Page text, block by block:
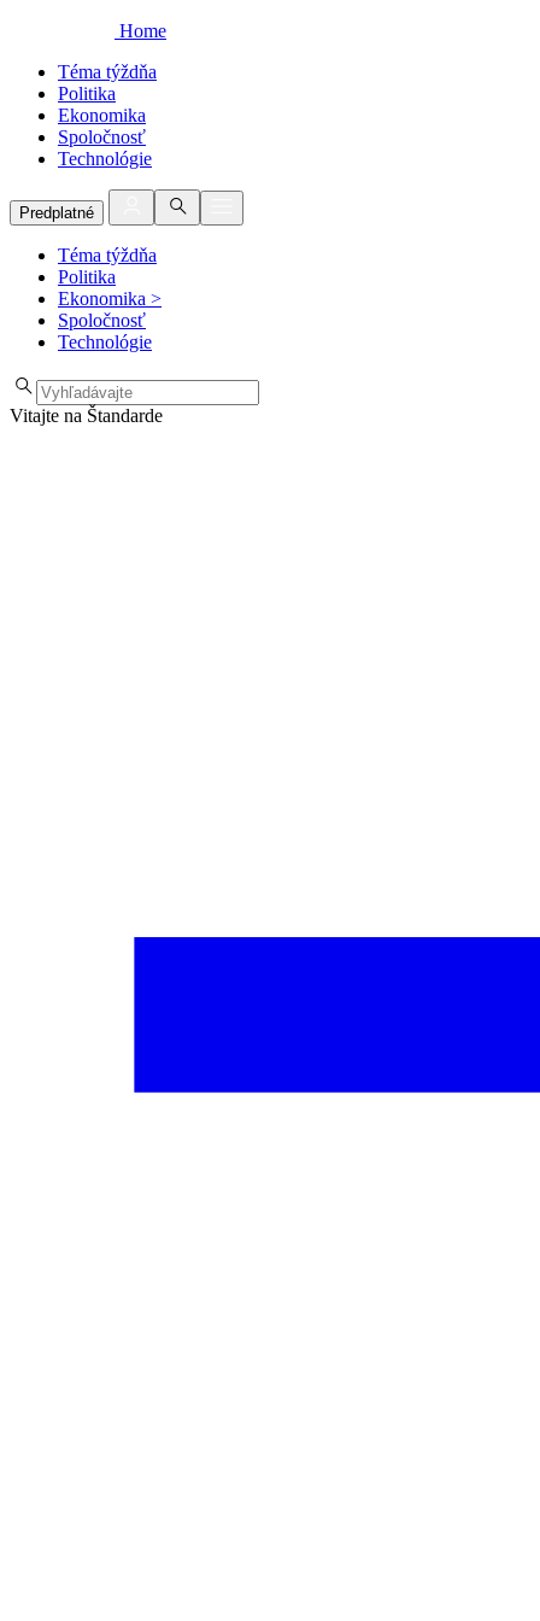
Home
Téma týždňa
Politika
Ekonomika
Spoločnosť
Technológie
Predplatné
Téma týždňa
Politika
Ekonomika >
Spoločnosť
Technológie
Vitajte na Štandarde